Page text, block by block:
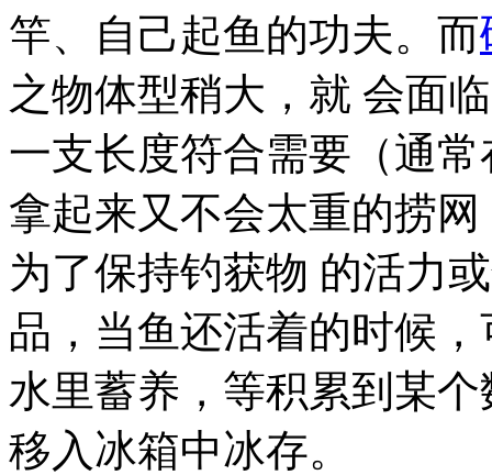
竿、自己起鱼的功夫。而
之物体型稍大，就 会面
一支长度符合需要（通
拿起来又不会太重的捞
为了保持钓获物 的活力
品，当鱼还活着的时候
水里蓄养，等积累到某
移入冰箱中冰存。